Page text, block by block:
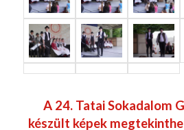
A 24. Tatai Sokadalom
készült képek